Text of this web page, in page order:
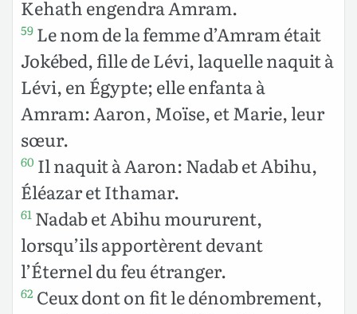
Kehath engendra Amram.
59 Le nom de la femme d’Amram était
Jokébed, fille de Lévi, laquelle naquit à
Lévi, en Égypte; elle enfanta à
Amram: Aaron, Moïse, et Marie, leur
sœur.
60 Il naquit à Aaron: Nadab et Abihu,
Éléazar et Ithamar.
61 Nadab et Abihu moururent,
lorsqu’ils apportèrent devant
l’Éternel du feu étranger.
62 Ceux dont on fit le dénombrement,